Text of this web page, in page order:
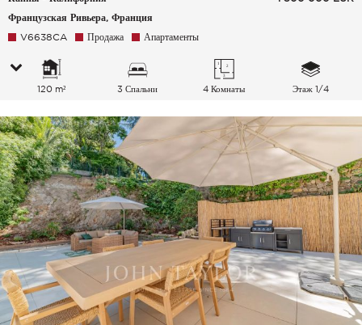
Французская Ривьера, Франция
V6638CA Продажа Апартаменты
120 m² 3 Спальни 4 Комнаты Этаж 1/4